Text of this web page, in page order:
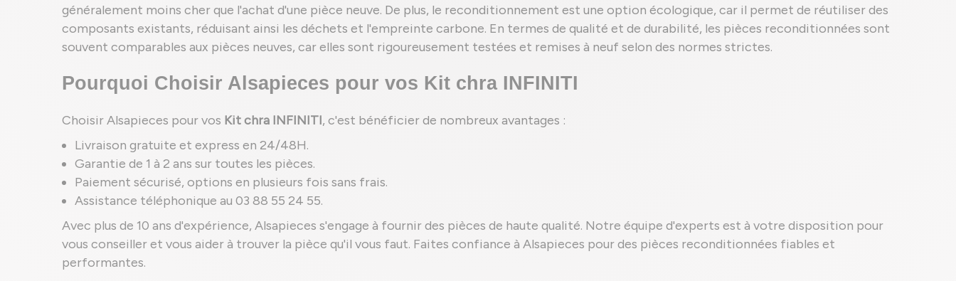
généralement moins cher que l'achat d'une pièce neuve. De plus, le reconditionnement est une option écologique, car il permet de réutiliser des
composants existants, réduisant ainsi les déchets et l'empreinte carbone. En termes de qualité et de durabilité, les pièces reconditionnées sont
souvent comparables aux pièces neuves, car elles sont rigoureusement testées et remises à neuf selon des normes strictes.
Pourquoi Choisir Alsapieces pour vos Kit chra INFINITI
Choisir Alsapieces pour vos Kit chra INFINITI, c'est bénéficier de nombreux avantages :
Livraison gratuite et express en 24/48H.
Garantie de 1 à 2 ans sur toutes les pièces.
Paiement sécurisé, options en plusieurs fois sans frais.
Assistance téléphonique au 03 88 55 24 55.
Avec plus de 10 ans d'expérience, Alsapieces s'engage à fournir des pièces de haute qualité. Notre équipe d'experts est à votre disposition pour
vous conseiller et vous aider à trouver la pièce qu'il vous faut. Faites confiance à Alsapieces pour des pièces reconditionnées fiables et
performantes.